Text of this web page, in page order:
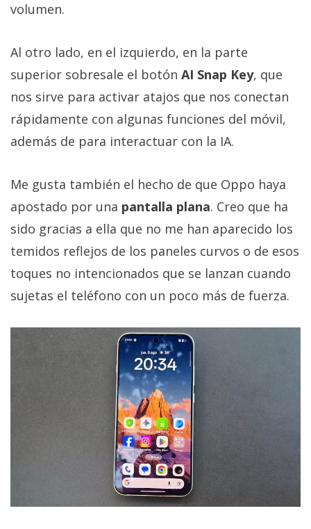
volumen.
Al otro lado, en el izquierdo, en la parte
superior sobresale el botón AI Snap Key, que
nos sirve para activar atajos que nos conectan
rápidamente con algunas funciones del móvil,
además de para interactuar con la IA.
Me gusta también el hecho de que Oppo haya
apostado por una pantalla plana. Creo que ha
sido gracias a ella que no me han aparecido los
temidos reflejos de los paneles curvos o de esos
toques no intencionados que se lanzan cuando
sujetas el teléfono con un poco más de fuerza.